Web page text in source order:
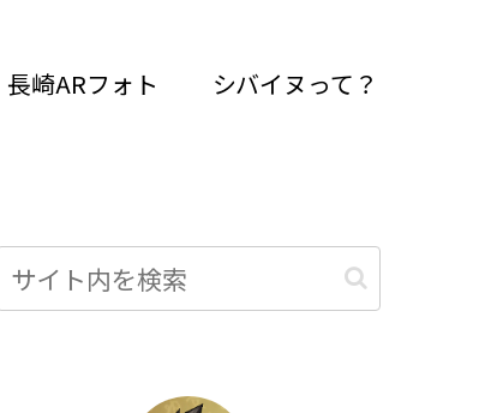
長崎ARフォト シバイヌって？